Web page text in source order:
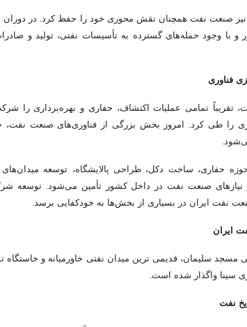
و با وجود حمله‌های گسترده به تأسیسات نفتی، تولید و
فناوری
تقریباً تمامی عملیات اکتشاف، حفاری و بهره‌برداری را
را طی کرد. امروز بخش بزرگی از فناوری‌های صنعت نفت،
حفاری، ساخت دکل، طراحی پالایشگاه، توسعه میدان‌های
نیازهای صنعت نفت در داخل کشور تأمین می‌شود. توسعه
نفت ایران در بسیاری از بخش‌ها به خودکفایی برسد.
ایران
مسجد سلیمان، قدیمی ترین میدان نفتی خاورمیانه و
سینا واگذار شده است.
نفت